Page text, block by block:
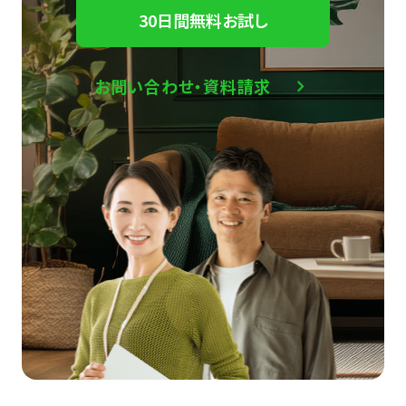
30日間無料お試し
お問い合わせ・資料請求